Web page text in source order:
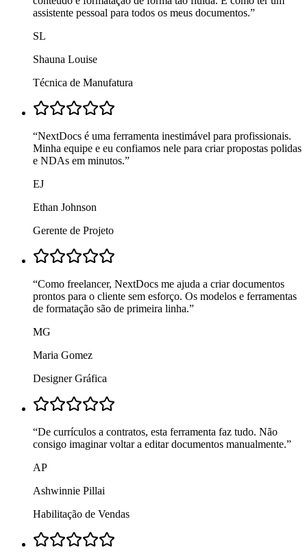
assistente pessoal para todos os meus documentos.”
SL
Shauna Louise
Técnica de Manufatura
“NextDocs é uma ferramenta inestimável para profissionais.
Minha equipe e eu confiamos nele para criar propostas polidas
e NDAs em minutos.”
EJ
Ethan Johnson
Gerente de Projeto
“Como freelancer, NextDocs me ajuda a criar documentos
prontos para o cliente sem esforço. Os modelos e ferramentas
de formatação são de primeira linha.”
MG
Maria Gomez
Designer Gráfica
“De currículos a contratos, esta ferramenta faz tudo. Não
consigo imaginar voltar a editar documentos manualmente.”
AP
Ashwinnie Pillai
Habilitação de Vendas